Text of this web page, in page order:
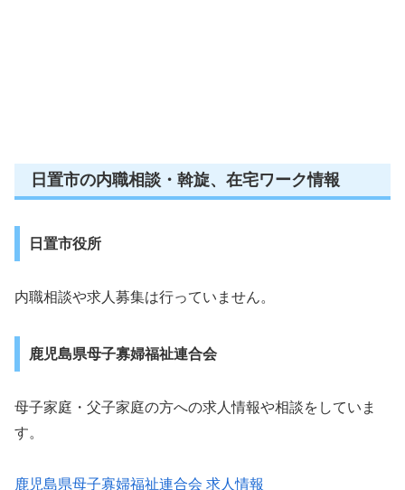
日置市の内職相談・斡旋、在宅ワーク情報
日置市役所
内職相談や求人募集は行っていません。
鹿児島県母子寡婦福祉連合会
母子家庭・父子家庭の方への求人情報や相談をしていま
す。
鹿児島県母子寡婦福祉連合会 求人情報